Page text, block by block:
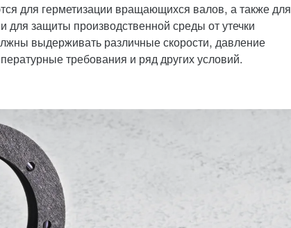
для герметизации вращающихся валов, а также для
для защиты производственной среды от утечки
выдерживать различные скорости, давление
требования и ряд других условий.